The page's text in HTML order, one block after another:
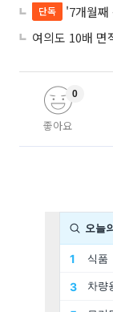
단독
'7개월째
좋아요
0